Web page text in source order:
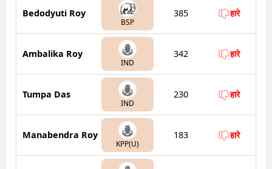
Bedodyuti Roy
BSP
385 हारे
Ambalika Roy
IND
342 हारे
Tumpa Das
IND
230 हारे
Manabendra Roy
KPP(U)
183 हारे